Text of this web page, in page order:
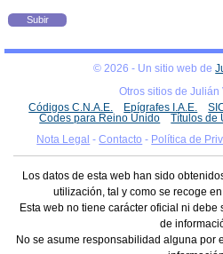
Subir
© 2026 - Un sitio web de
Otros sitios de Julián
Códigos C.N.A.E.
Epígrafes I.A.E.
Codes para Reino Unido
Títulos de
Nota Legal -Contacto - Política de
Los datos de esta web han sido
utilización, tal y como se recoge
Esta web no tiene carácter oficial ni
de
No se asume responsabilidad alguna por